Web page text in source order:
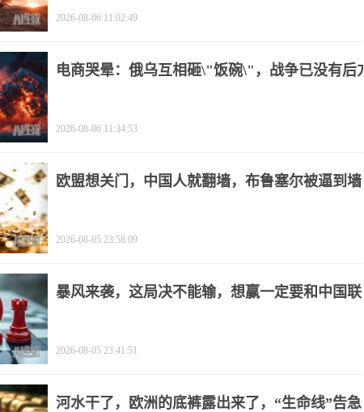
2026-08-06 11:02:49
电商哭晕：俄乌互相砸\"饭碗\"，战争已没有后方
2026-08-06 11:34:53
欧盟想关门，中国人就翻墙，布鲁塞尔被逼到墙
2026-08-05 23:58:09
暴风来袭，这局决不能输，想赢一定要和中国联
2026-08-05 23:41:51
河水干了，欧洲的底裤露出来了，“生命线”告急